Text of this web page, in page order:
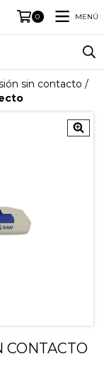
0 MENÚ
sin contacto /
CONTACTO